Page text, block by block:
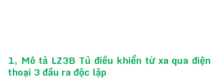
1, Mô tả LZ3B Tủ điều khiển từ xa qua điện
thoại 3 đầu ra độc lập